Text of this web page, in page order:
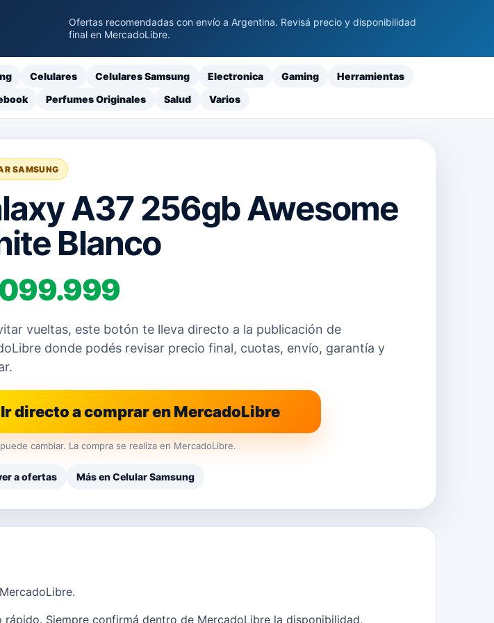
Ofertas recomendadas con envío a Argentina. Revisá precio y disponibilidad
final en MercadoLibre.
Celulares Celulares Samsung Electronica Gaming
Herramientas
Perfumes Originales Salud Varios
SAMSUNG
A37 256gb Awesome
Blanco
vueltas, este botón te lleva directo a la publicación de
donde podés revisar precio final, cuotas, envío, garantía y
Ir directo a comprar en MercadoLibre
cambiar. La compra se realiza en MercadoLibre.
a ofertas Más en Celular Samsung
Siempre confirmá dentro de MercadoLibre la disponibilidad,